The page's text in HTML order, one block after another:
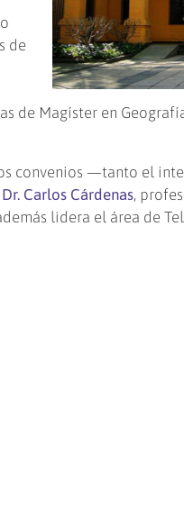
de
de Magíster en
convenios —tanto el
Dr. Carlos Cárdenas,
lidera el área de